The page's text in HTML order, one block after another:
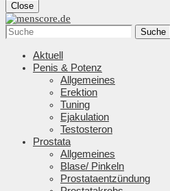
Close
Suche
Aktuell
Penis & Potenz
Allgemeines
Erektion
Tuning
Ejakulation
Testosteron
Prostata
Allgemeines
Blase/ Pinkeln
Prostataentzündung